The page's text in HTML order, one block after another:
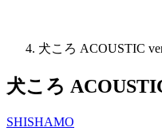
犬ころ ACOUSTIC
犬ころ
SHISHAMO